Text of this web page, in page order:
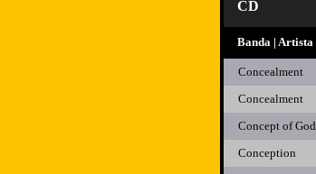
CD
Banda | Artista
Concealment
Concealment
Concept of God
Conception